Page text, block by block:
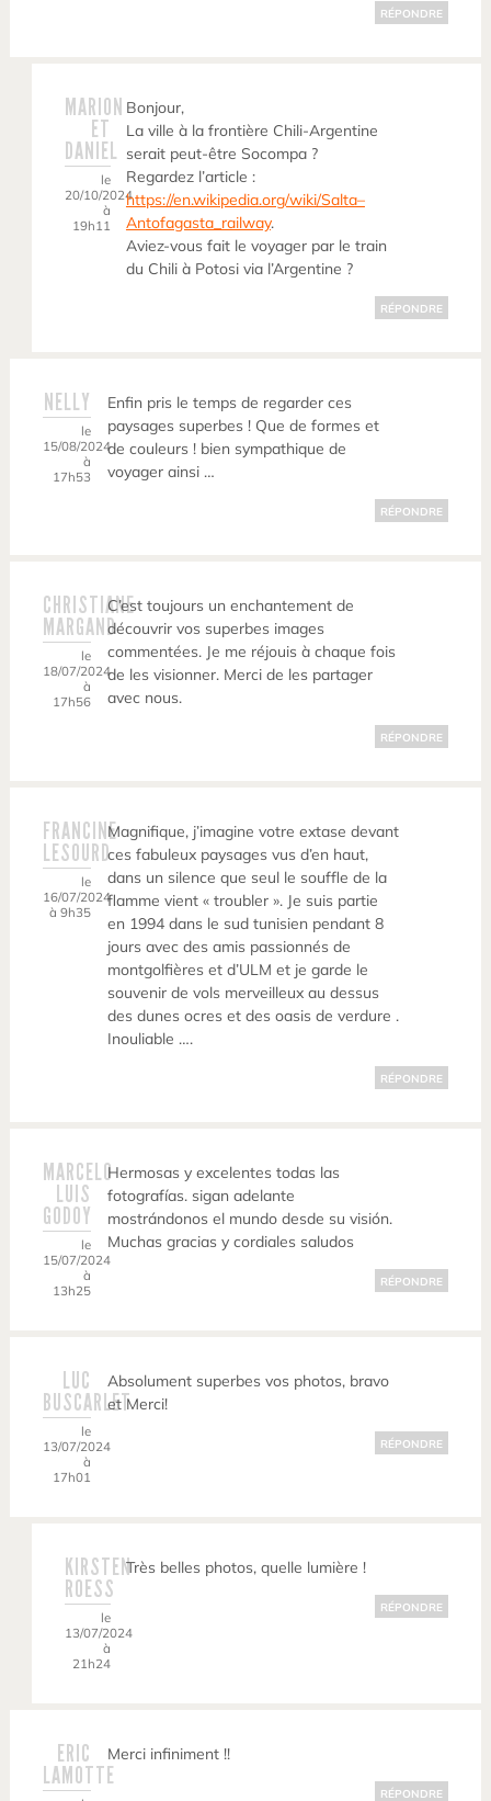
RÉPONDRE
MARION
ET
DANIEL
le
20/10/2024
à
19h11
Bonjour,
La ville à la frontière Chili-Argentine
serait peut-être Socompa ?
Regardez l’article :
https://en.wikipedia.org/wiki/Salta–
Antofagasta_railway.
Aviez-vous fait le voyager par le train
du Chili à Potosi via l’Argentine ?
RÉPONDRE
NELLY
le
15/08/2024
à
17h53
Enfin pris le temps de regarder ces
paysages superbes ! Que de formes et
de couleurs ! bien sympathique de
voyager ainsi …
RÉPONDRE
CHRISTIANE
MARGAND
le
18/07/2024
à
17h56
C’est toujours un enchantement de
découvrir vos superbes images
commentées. Je me réjouis à chaque fois
de les visionner. Merci de les partager
avec nous.
RÉPONDRE
FRANCINE
LESOURD
le
16/07/2024
à 9h35
Magnifique, j’imagine votre extase devant
ces fabuleux paysages vus d’en haut,
dans un silence que seul le souffle de la
flamme vient « troubler ». Je suis partie
en 1994 dans le sud tunisien pendant 8
jours avec des amis passionnés de
montgolfières et d’ULM et je garde le
souvenir de vols merveilleux au dessus
des dunes ocres et des oasis de verdure .
Inouliable ….
RÉPONDRE
MARCELO
LUIS
GODOY
le
15/07/2024
à
13h25
Hermosas y excelentes todas las
fotografías. sigan adelante
mostrándonos el mundo desde su visión.
Muchas gracias y cordiales saludos
RÉPONDRE
LUC
BUSCARLET
le
13/07/2024
à
17h01
Absolument superbes vos photos, bravo
et Merci!
RÉPONDRE
KIRSTEN
ROESS
le
13/07/2024
à
21h24
Très belles photos, quelle lumière !
RÉPONDRE
ERIC
LAMOTTE
Merci infiniment !!
RÉPONDRE